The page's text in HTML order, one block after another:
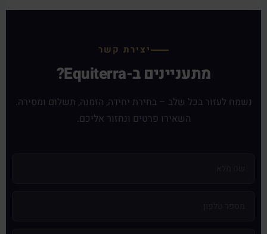
יצירת קשר
מתעניינים ב-Equiterra?
נשמח לעזור בכל שלב – בחירת יחידה, הזמנה, תשלום ומסירה.
השאירו פרטים ונחזור אליכם.